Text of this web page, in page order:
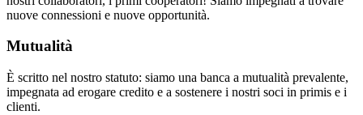
nuove connessioni e nuove opportunità.
Mutualità
È scritto nel nostro statuto: siamo una banca a mutualità prevalente,
impegnata ad erogare credito e a sostenere i nostri soci in primis e i
clienti.